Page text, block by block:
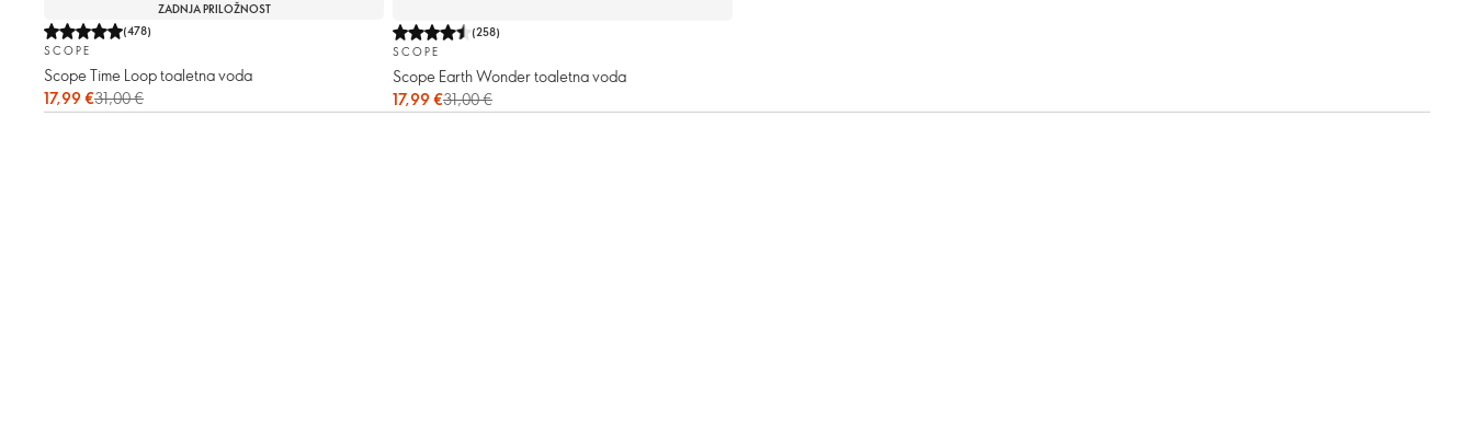
ZADNJA PRILOŽNOST
(478)
SCOPE
Scope Time Loop toaletna voda
17,99 €31,00 €
(258)
SCOPE
Scope Earth Wonder toaletna voda
17,99 €31,00 €